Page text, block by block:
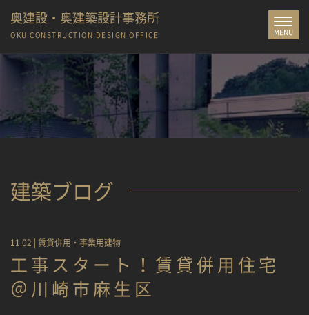
Toggle
MENU
奥建設・奥建築設計事務所
OKU CONSTRUCTION DESIGN OFFICE
建築ブログ
11.02 | 賃貸併用・事業用建物
工事スタート！賃貸併用住宅
＠川崎市麻生区